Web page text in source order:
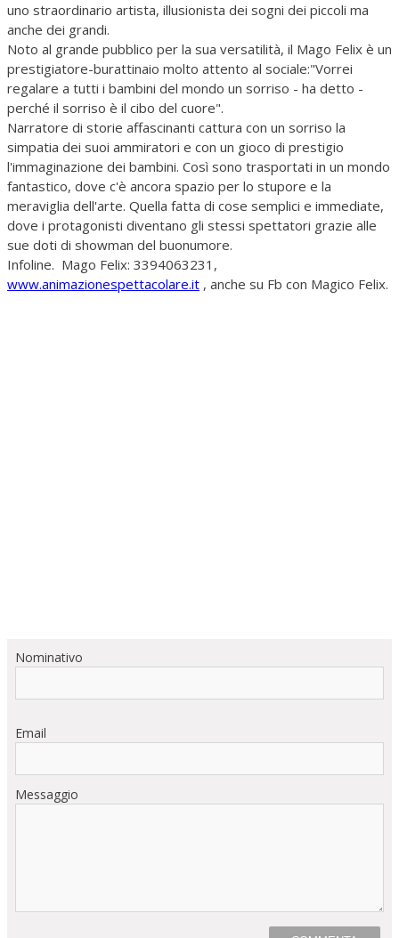
uno straordinario artista, illusionista dei sogni dei piccoli ma
anche dei grandi.
Noto al grande pubblico per la sua versatilità, il Mago Felix è un
prestigiatore-burattinaio molto attento al sociale:"Vorrei
regalare a tutti i bambini del mondo un sorriso - ha detto -
perché il sorriso è il cibo del cuore".
Narratore di storie affascinanti cattura con un sorriso la
simpatia dei suoi ammiratori e con un gioco di prestigio
l'immaginazione dei bambini. Così sono trasportati in un mondo
fantastico, dove c'è ancora spazio per lo stupore e la
meraviglia dell'arte. Quella fatta di cose semplici e immediate,
dove i protagonisti diventano gli stessi spettatori grazie alle
sue doti di showman del buonumore.
Infoline. Mago Felix: 3394063231,
www.animazionespettacolare.it , anche su Fb con Magico Felix.
Nominativo
Email
Messaggio